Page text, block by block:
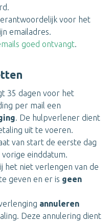
voor het
emailadres.
goed ontvangt.
35 dagen voor het
per mail een
. De hulpverlener dient
uit te voeren.
van start de eerste dag
einddatum.
het niet verlengen van de
geven en er is geen
annuleren
Deze annulering dient